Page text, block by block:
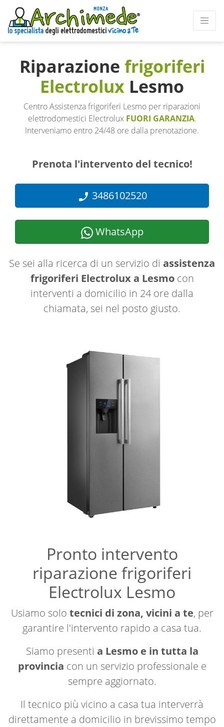
Riparazione frigoriferi
Electrolux Lesmo
Centro Assistenza frigoriferi Lesmo per riparazioni
elettrodomestici Electrolux FUORI GARANZIA.
Interveniamo entro 24/48 ore dalla prenotazione.
Prenota l'intervento del tecnico!
3486102520
WhatsApp
Se sei alla ricerca di un servizio di assistenza
frigoriferi Electrolux a Lesmocon
interventi a domicilio in 24 ore dalla
chiamata, sei nel posto giusto.
Pronto intervento
riparazione frigoriferi
Electrolux Lesmo
Usiamo solo tecnici di zona, vicini a te, per
garantire l'intervento rapido a casa tua.
Siamo presenti a Lesmo e in tutta la
provincia con un servizio professionale e
sempre aggiornato.
Il tecnico più vicino a casa tua interverrà
direttamente a domicilio in brevissimo tempo